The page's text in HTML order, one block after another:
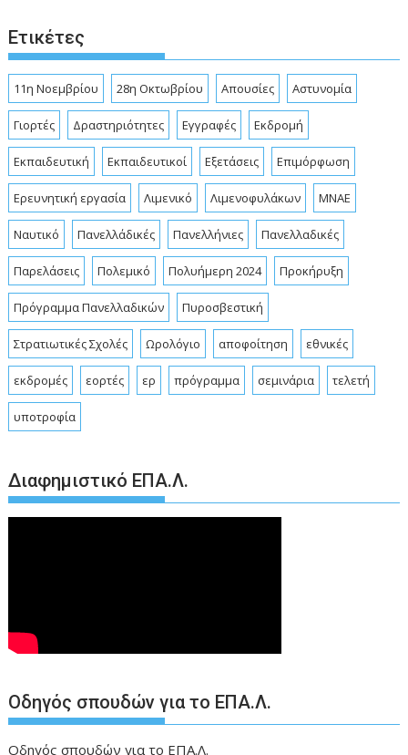
μήνα
Ετικέτες
11η Νοεμβρίου 28η Οκτωβρίου Απουσίες Αστυνομία
Γιορτές Δραστηριότητες Εγγραφές Εκδρομή
Εκπαιδευτική Εκπαιδευτικοί Εξετάσεις Επιμόρφωση
Ερευνητική εργασία Λιμενικό Λιμενοφυλάκων ΜΝΑΕ
Ναυτικό Πανελλάδικές Πανελλήνιες Πανελλαδικές
Παρελάσεις Πολεμικό Πολυήμερη 2024 Προκήρυξη
Πρόγραμμα Πανελλαδικών Πυροσβεστική
Στρατιωτικές Σχολές Ωρολόγιο αποφοίτηση εθνικές
εκδρομές εορτές ερ πρόγραμμα σεμινάρια τελετή
υποτροφία
Διαφημιστικό ΕΠΑ.Λ.
Οδηγός σπουδών για το ΕΠΑ.Λ.
Οδηγός σπουδών για το ΕΠΑ.Λ.